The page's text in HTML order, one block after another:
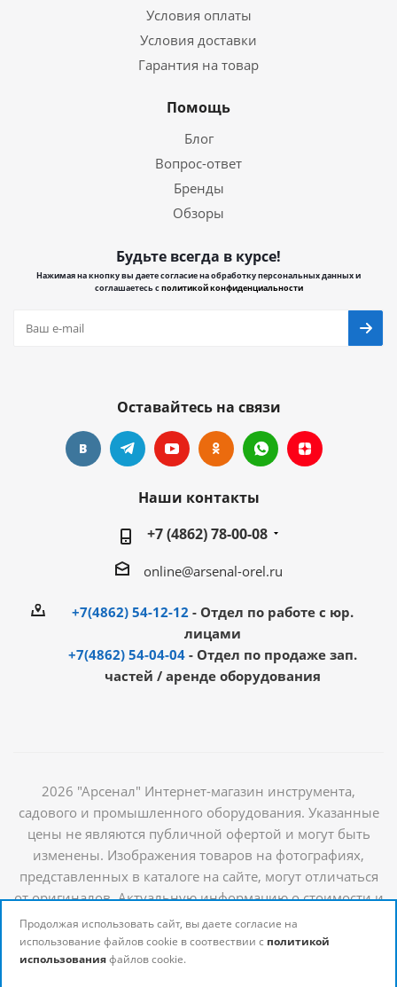
Условия оплаты
Условия доставки
Гарантия на товар
Помощь
Блог
Вопрос-ответ
Бренды
Обзоры
Будьте всегда в курсе!
Нажимая на кнопку вы даете согласие на обработку персональных данных и
соглашаетесь сполитикой конфиденциальности
Оставайтесь на связи
Наши контакты
+7 (4862) 78-00-08
online@arsenal-orel.ru
+7(4862) 54-12-12 - Отдел по работе с юр.
лицами
+7(4862) 54-04-04 - Отдел по продаже зап.
частей / аренде оборудования
2026 "Арсенал" Интернет-магазин инструмента,
садового и промышленного оборудования. Указанные
цены не являются публичной офертой и могут быть
изменены. Изображения товаров на фотографиях,
представленных в каталоге на сайте, могут отличаться
от оригиналов. Актуальную информацию о стоимости и
наличии товаров можно получить у наших
менеджеров
Продолжая использовать сайт, вы даете согласие на
использование файлов cookie в соотвествии с политикой
использованияфайлов cookie.